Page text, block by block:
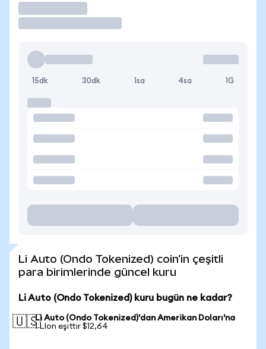
15dk 30dk 1sa 4sa 1G
Li Auto (Ondo Tokenized) coin'in çeşitli
para birimlerinde güncel kuru
Li Auto (Ondo Tokenized) kuru bugün ne kadar?
🇺🇸Li Auto (Ondo Tokenized)'dan Amerikan Doları'na
1 LIon eşittir $12,64